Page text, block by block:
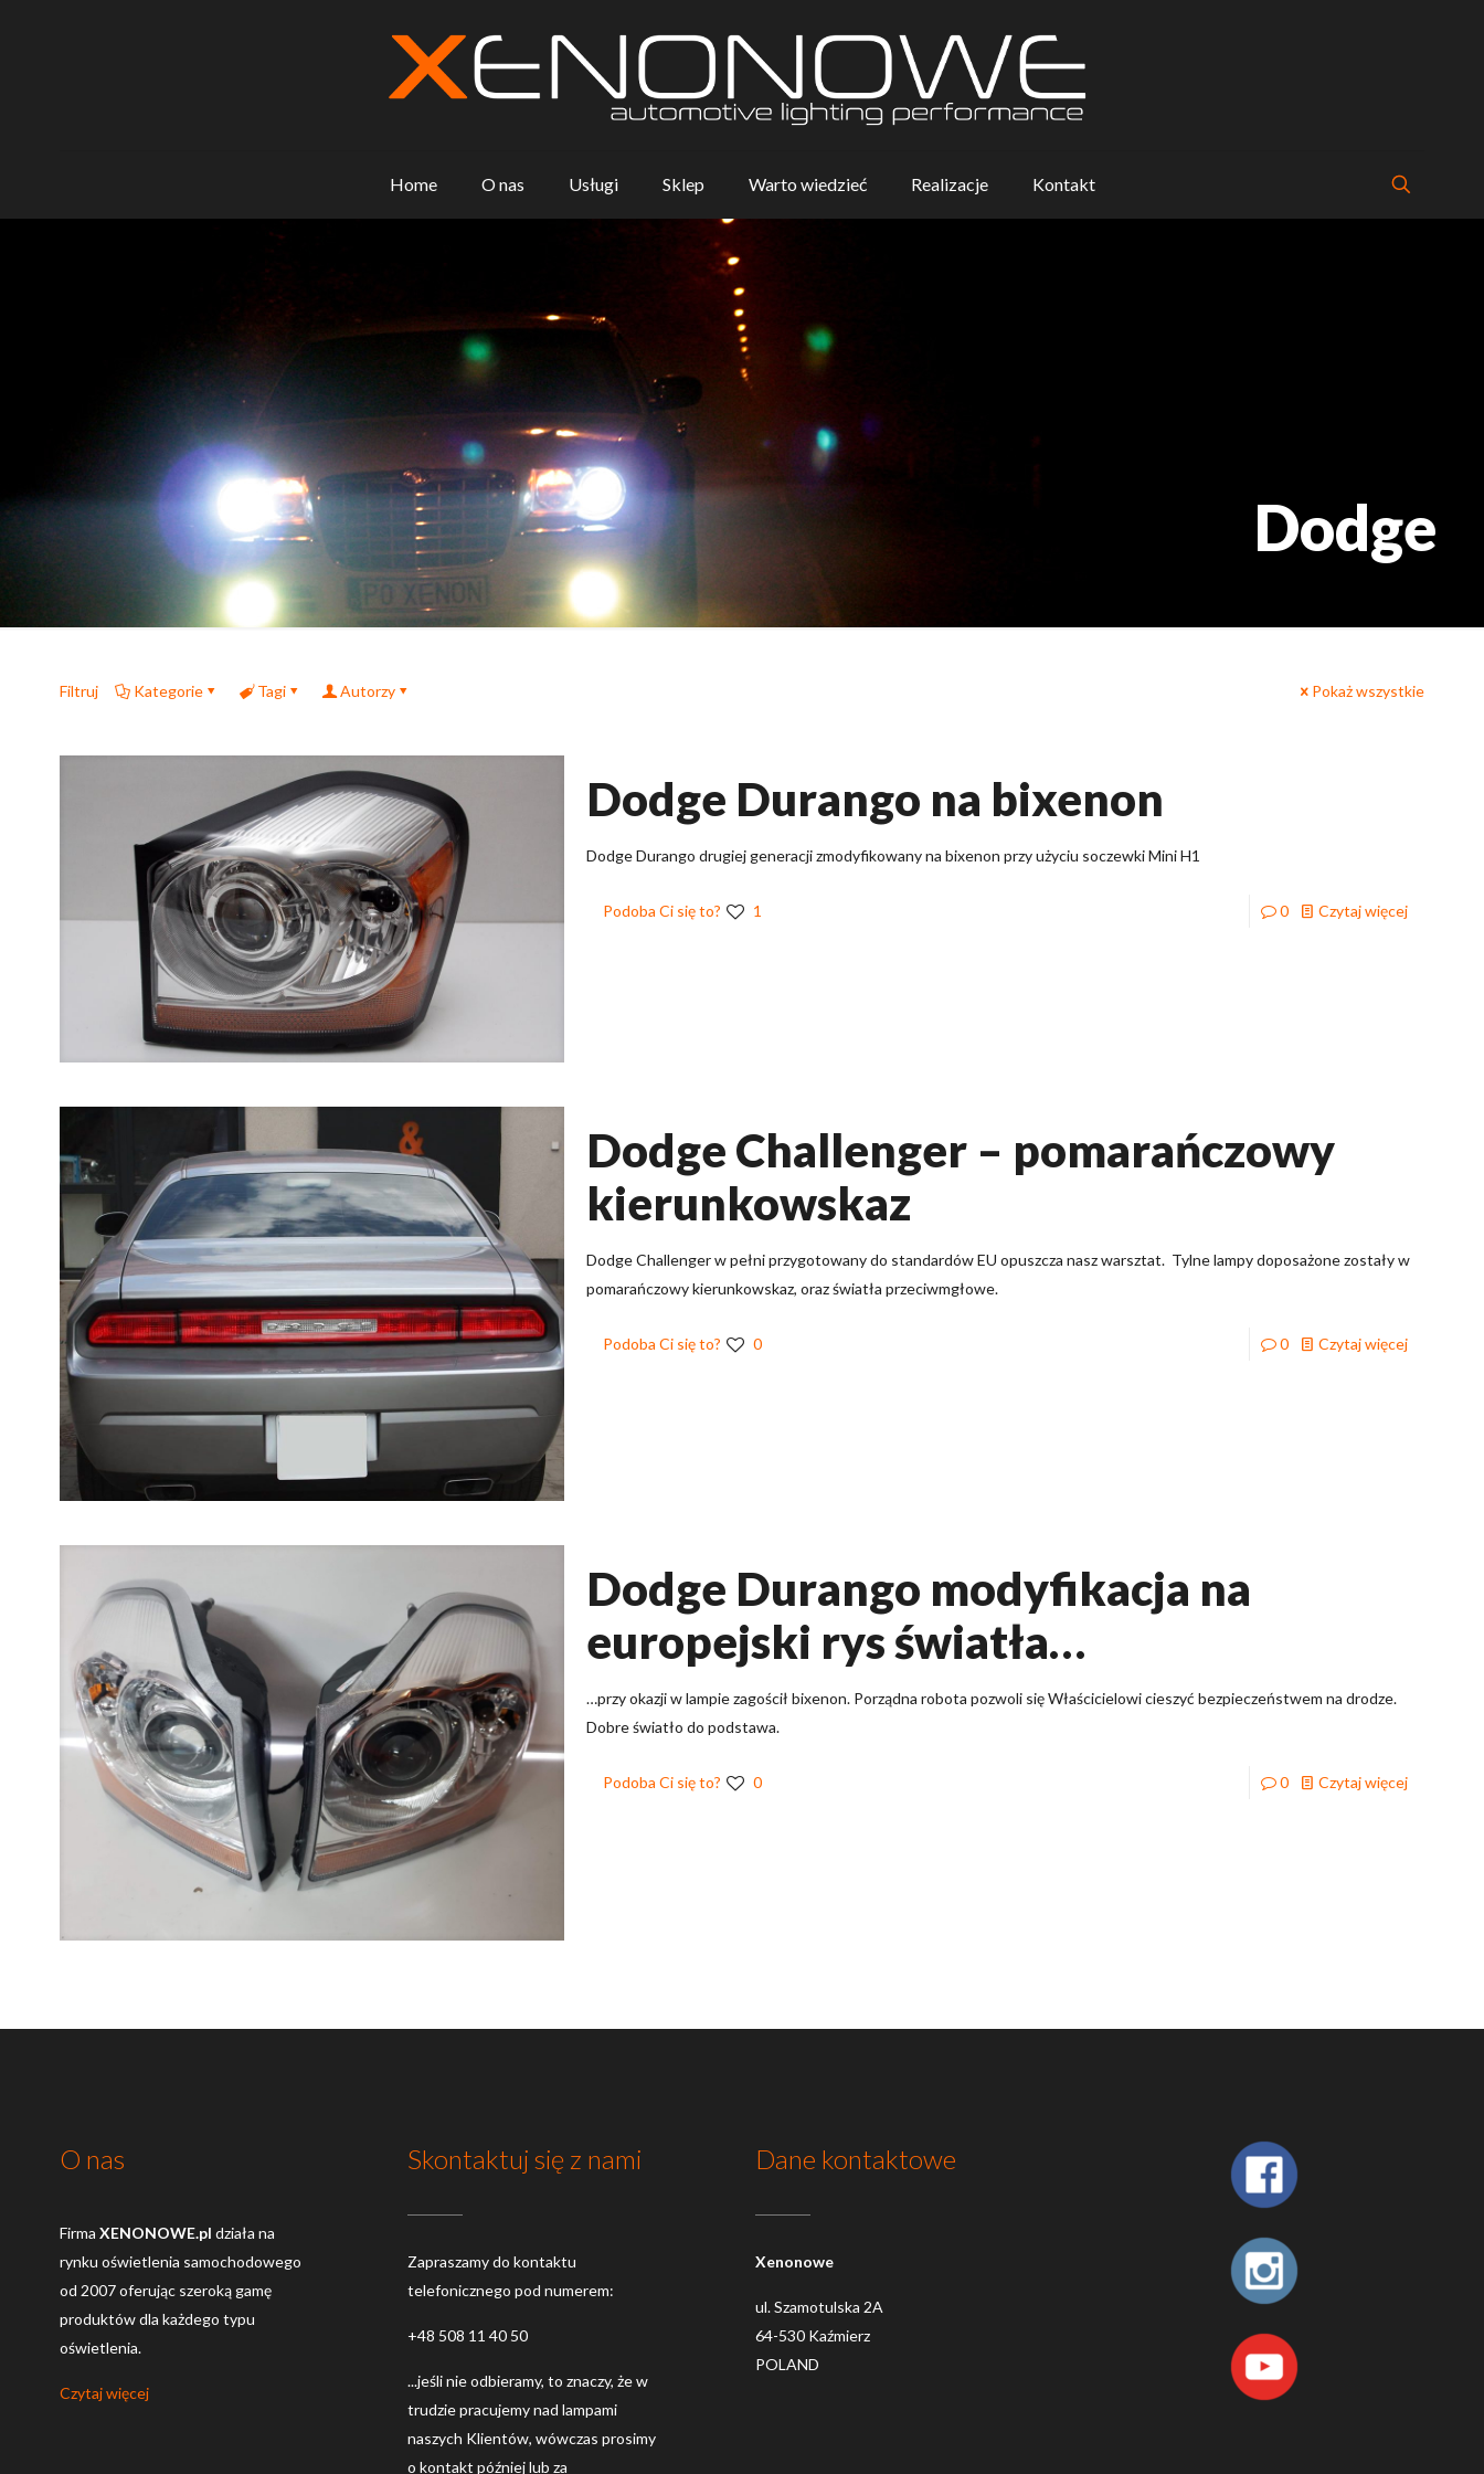
Home O nas Usługi Sklep Warto wiedzieć Realizacje Kontakt
Dodge
Filtruj Kategorie Tagi Autorzy Pokaż wszystkie
Dodge Durango na bixenon
Dodge Durango drugiej generacji zmodyfikowany na bixenon przy użyciu soczewki Mini H1
Podoba Ci się to? 1 0 Czytaj więcej
Dodge Challenger – pomarańczowy
kierunkowskaz
Dodge Challenger w pełni przygotowany do standardów EU opuszcza nasz warsztat. Tylne lampy doposażone zostały w
pomarańczowy kierunkowskaz, oraz światła przeciwmgłowe.
Podoba Ci się to? 0 0 Czytaj więcej
Dodge Durango modyfikacja na
europejski rys światła…
…przy okazji w lampie zagościł bixenon. Porządna robota pozwoli się Właścicielowi cieszyć bezpieczeństwem na drodze.
Dobre światło do podstawa.
Podoba Ci się to? 0 0 Czytaj więcej
O nas
Firma XENONOWE.pl działa na
rynku oświetlenia samochodowego
od 2007 oferując szeroką gamę
produktów dla każdego typu
oświetlenia.
Czytaj więcej
Skontaktuj się z nami
Zapraszamy do kontaktu
telefonicznego pod numerem:
+48 508 11 40 50
...jeśli nie odbieramy, to znaczy, że w
trudzie pracujemy nad lampami
naszych Klientów, wówczas prosimy
o kontakt później lub za
Dane kontaktowe
Xenonowe
ul. Szamotulska 2A
64-530 Kaźmierz
POLAND